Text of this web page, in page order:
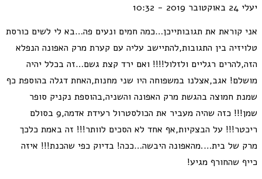
יעלי 24 באוקטובר 2019 - 10:32
אני קוראת את תגובותייכן…כמה חמים ונעים פה…בא לי לשים כורסת
טלויזיה בין התגובות,להתיישב עליה עם קערת מרק האפונה הנפלא
הזה,להרים רגליים ולזלול!!!! ואם ירד קצת גשם…זה בכלל יהיה
מושלם! אגב,אצלנו במשפוחה היו שני מחנות,האחת דגלה בהוספת כף
שמנת חמוצה בהגשת מרק האפונה והשניה,בהוספת נקניק סופר
שמן!!! כזה שהיה מעביר את הכולסטרול רעידת אדמה,9 בסולם
ריכטר!!! על הבצקיות,אף אחד לא הסכים לוותר!!! זה באמת כלכך
מרק של בית….מהאפונה היבשה…ככה! בדיוק כפי שהכנת!!! איזה
כייף שהחורף מגיע!